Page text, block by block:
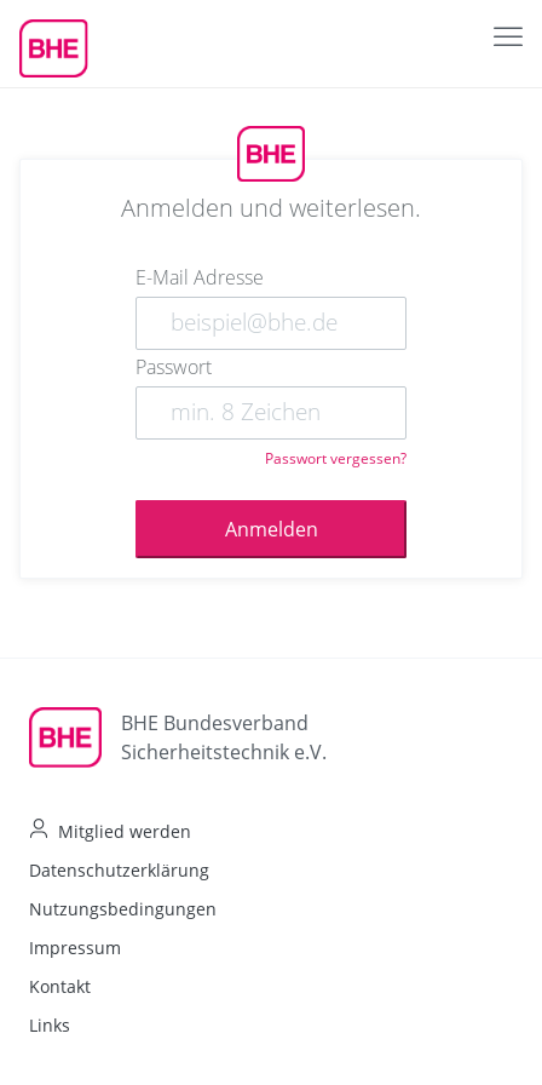
Anmelden und weiterlesen.
E-Mail Adresse
Passwort
Passwort vergessen?
Anmelden
BHE Bundesverband
Sicherheitstechnik e.V.
Mitglied werden
Datenschutzerklärung
Nutzungsbedingungen
Impressum
Kontakt
Links